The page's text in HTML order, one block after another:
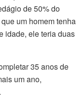
de 50% do
um homem tenha
idade, ele teria duas
35 anos de
um ano,